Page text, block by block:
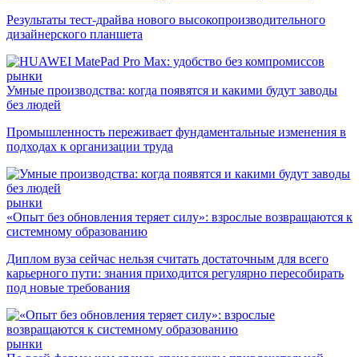
Результаты тест-драйва нового высокопроизводительного
дизайнерского планшета
рынки
Умные производства: когда появятся и какими будут заводы
без людей
Промышленность переживает фундаментальные изменения в
подходах к организации труда
рынки
«Опыт без обновления теряет силу»: взрослые возвращаются к
системному образованию
Диплом вуза сейчас нельзя считать достаточным для всего
карьерного пути: знания приходится регулярно пересобирать
под новые требования
рынки